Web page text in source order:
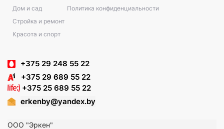
Дом и сад
Стройка и ремонт
Красота и спорт
Политика конфиденциальности
+375 29 248 55 22
+375 29 689 55 22
+375 25 689 55 22
erkenby@yandex.by
ООО "Эркен"